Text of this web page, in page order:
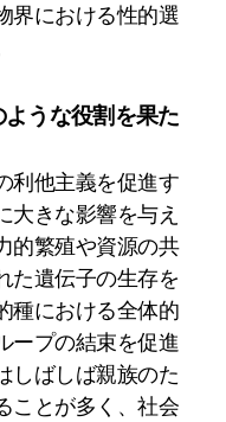
界における性的選
うな役割を果た
利他主義を促進す
大きな影響を与え
的繁殖や資源の共
た遺伝子の生存を
種における全体的
ープの結束を促進
しばしば親族のた
ことが多く、社会